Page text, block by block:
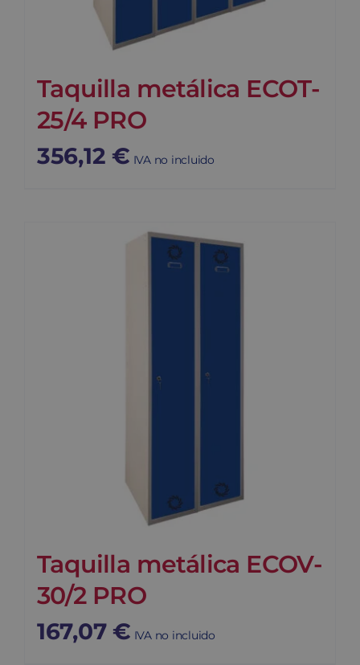
Taquilla metálica ECOT-
25/4 PRO
356,12 € IVA no incluido
Taquilla metálica ECOV-
30/2 PRO
167,07 € IVA no incluido